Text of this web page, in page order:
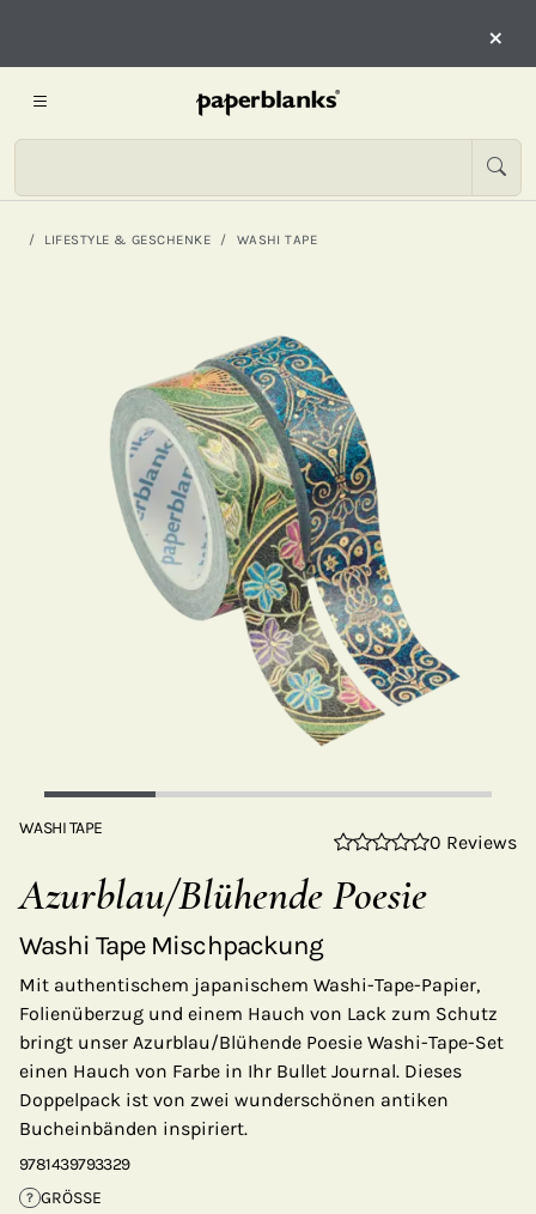
×
LIFESTYLE & GESCHENKE WASHI TAPE
WASHI TAPE
0 Reviews
Azurblau/Blühende Poesie
Washi Tape Mischpackung
Mit authentischem japanischem Washi-Tape-Papier,
Folienüberzug und einem Hauch von Lack zum Schutz
bringt unser Azurblau/Blühende Poesie Washi-Tape-Set
einen Hauch von Farbe in Ihr Bullet Journal. Dieses
Doppelpack ist von zwei wunderschönen antiken
Bucheinbänden inspiriert.
9781439793329
? GRÖSSE